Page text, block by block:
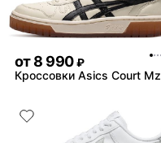
от8 990 ₽
Кроссовки Asics Court Mz